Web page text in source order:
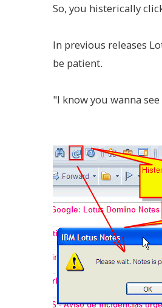
So, you histerically
In previous releases
be patient.
"I know you wanna